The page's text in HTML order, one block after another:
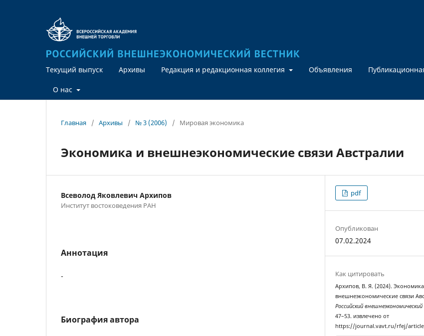
Текущий выпуск Архивы Редакция и редакционная коллегия Объявления
О нас
Главная / Архивы / № 3 (2006) / Мировая экономика
Экономика и внешнеэкономические связи Австралии
Всеволод Яковлевич Архипов
Институт востоковедения РАН
Аннотация
-
Биография автора
pdf
Опубликован
07.02.2024
Как цитировать
Архипов, В. Я. (2024).
внешнеэкономические связи
Российский
47–53. извлечено от
https://journal.vavt.ru/rfej/